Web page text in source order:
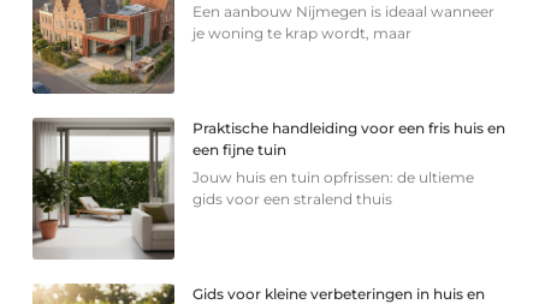
Een aanbouw Nijmegen is ideaal wanneer
je woning te krap wordt, maar
Praktische handleiding voor een fris huis en
een fijne tuin
Jouw huis en tuin opfrissen: de ultieme
gids voor een stralend thuis
Gids voor kleine verbeteringen in huis en